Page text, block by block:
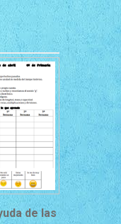
de las